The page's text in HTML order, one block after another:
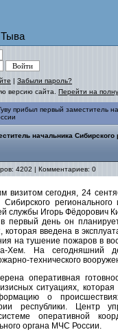
| Забыли пароль?
версию сайта. Перейти на
прибыл первый заместитель
начальника Сибирского
4202 | Комментариев: 0
визитом сегодня, 24
Сибирского
службы Игорь Фёдорович
первый день он
введена в
на тушение пожаров в
Хем. На сегодняшний
технического
оперативная
ситуациях,
о
республики. Центр
оперативной
органа МЧС России.